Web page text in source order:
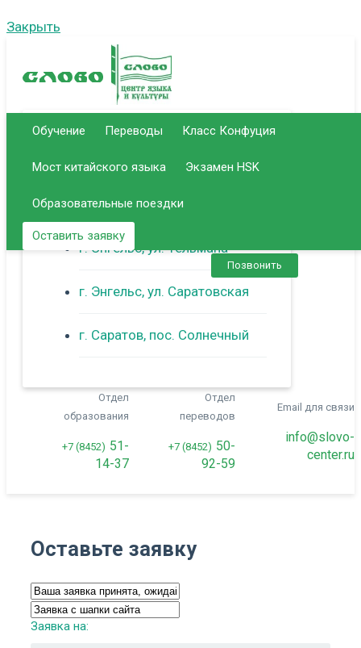
Закрыть
Позвонить
г. Саратов Центральный офис
г. Балаково
г. Энгельс, ул. Тельмана
г. Энгельс, ул. Саратовская
г. Саратов, пос. Солнечный
Отдел
образования
+7 (8452) 51-
14-37
Отдел
переводов
+7 (8452) 50-
92-59
Email для связи
info@slovo-
center.ru
Обучение Переводы Класс Конфуция
Мост китайского языка Экзамен HSK
Образовательные поездки
Оставить заявку
Оставьте заявку
Заявка на: